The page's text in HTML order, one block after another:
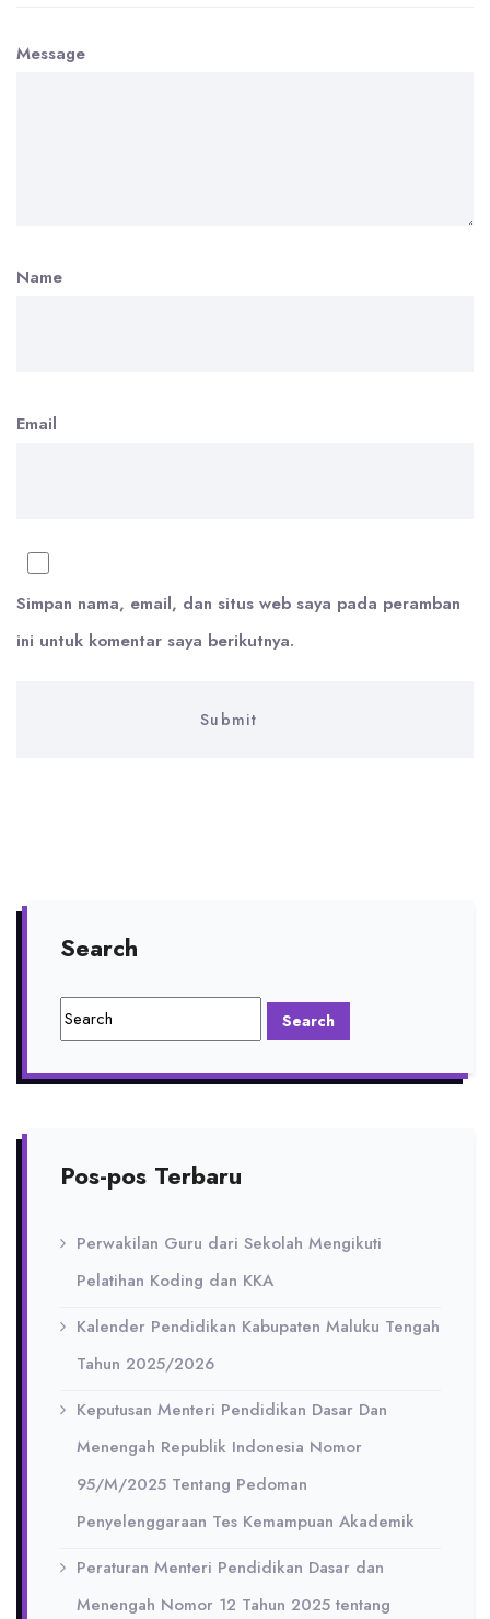
Message
Name
Email
Simpan nama, email, dan situs web saya pada peramban
ini untuk komentar saya berikutnya.
Search
Pos-pos Terbaru
Perwakilan Guru dari Sekolah Mengikuti
Pelatihan Koding dan KKA
Kalender Pendidikan Kabupaten Maluku Tengah
Tahun 2025/2026
Keputusan Menteri Pendidikan Dasar Dan
Menengah Republik Indonesia Nomor
95/M/2025 Tentang Pedoman
Penyelenggaraan Tes Kemampuan Akademik
Peraturan Menteri Pendidikan Dasar dan
Menengah Nomor 12 Tahun 2025 tentang